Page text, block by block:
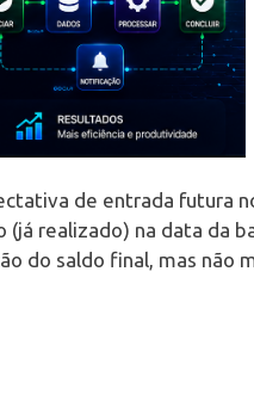
de entrada futura
realizado) na data da
do saldo final, mas não